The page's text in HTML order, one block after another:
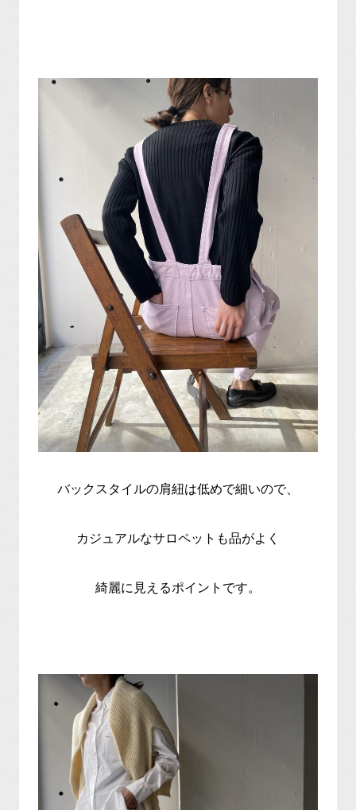
バックスタイルの肩紐は低めで細いので、
カジュアルなサロペットも品がよく
綺麗に見えるポイントです。